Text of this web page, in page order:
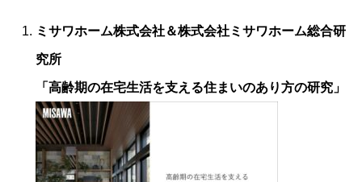
ミサワホーム株式会社＆株式会社ミサワホーム総合研
究所
「高齢期の在宅生活を支える住まいのあり方の研究」